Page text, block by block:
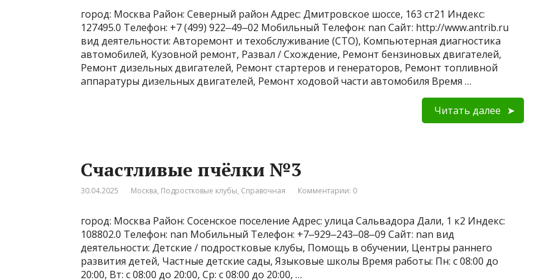
город: Москва Район: Северный район Адрес: Дмитровское шоссе, 163 ст21 Индекс:
127495.0 Телефон: +7 (499) 922‒49‒02 Мобильный Телефон: nan Сайт: http://www.antrib.ru
вид деятельности: Авторемонт и техобслуживание (СТО), Компьютерная диагностика
автомобилей, Кузовной ремонт, Развал / Схождение, Ремонт бензиновых двигателей,
Ремонт дизельных двигателей, Ремонт стартеров и генераторов, Ремонт топливной
аппаратуры дизельных двигателей, Ремонт ходовой части автомобиля Время …
Читать далее
Счастливые пчёлки №3
30.04.2025 Москва, Подростковые клубы, Справочная Комментарии: 0
город: Москва Район: Сосенское поселение Адрес: улица Сальвадора Дали, 1 к2 Индекс:
108802.0 Телефон: nan Мобильный Телефон: +7‒929‒243‒08‒09 Сайт: nan вид
деятельности: Детские / подростковые клубы, Помощь в обучении, Центры раннего
развития детей, Частные детские сады, Языковые школы Время работы: Пн: с 08:00 до
20:00, Вт: с 08:00 до 20:00, Ср: с 08:00 до 20:00, …